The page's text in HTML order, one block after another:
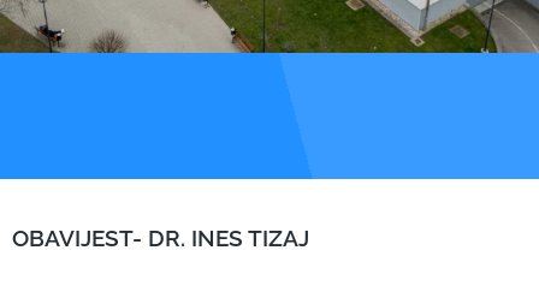
OBAVIJEST- DR. INES TIZAJ